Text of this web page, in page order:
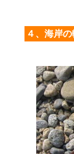
４、海岸